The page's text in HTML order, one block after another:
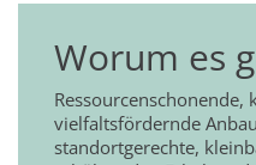
Worum es
Ressourcenschonende,
vielfaltsfördernde
standortgerechte,